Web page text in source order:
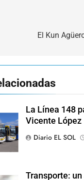
El Kun
La Línea 148
Vicente López
Diario EL SOL
Transporte: